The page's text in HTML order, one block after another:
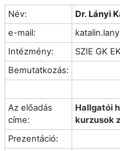
Név:
Dr. Lányi
e-mail:
Intézmény:
SZIE GK
Bemutatkozás:
Az előadás
címe:
Hallgatói
kurzusok
Prezentáció: